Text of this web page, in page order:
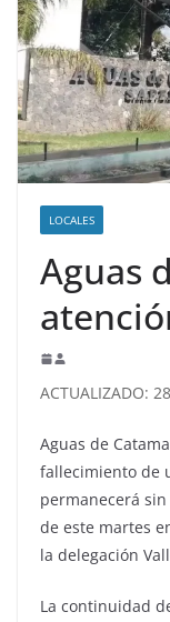
LOCALES
Aguas
ACTUALIZADO:
Aguas de
fallecimiento de
permanecerá
de este martes
la delegación
La continuidad